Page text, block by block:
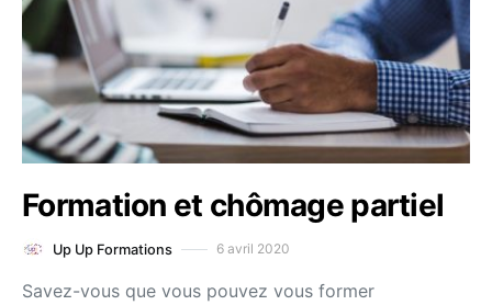
Formation et chômage partiel
Up Up Formations 6 avril 2020
Savez-vous que vous pouvez vous former